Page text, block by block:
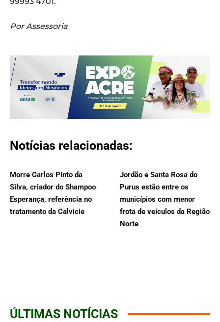
Por Assessoria
Notícias relacionadas:
Morre Carlos Pinto da
Silva, criador do Shampoo
Esperança, referência no
tratamento da Calvicie
Jordão e Santa Rosa do
Purus estão entre os
municípios com menor
frota de veículos da Região
Norte
ÚLTIMAS NOTÍCIAS